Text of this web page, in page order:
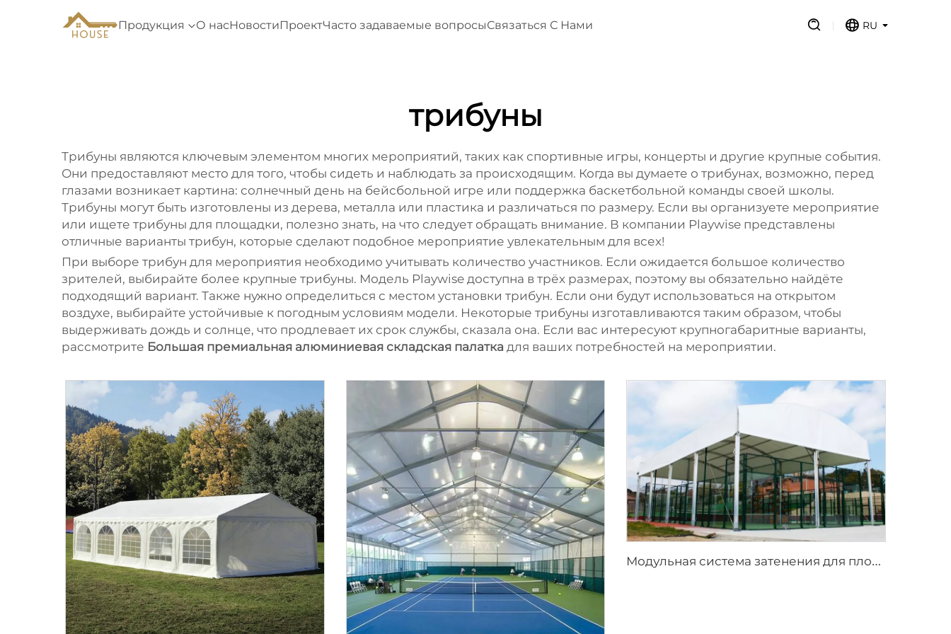
Продукция О насНовостиПроектЧасто задаваемые вопросыСвязаться С Нами RU
трибуны
Трибуны являются ключевым элементом многих мероприятий, таких как спортивные игры, концерты и другие крупные события.
Они предоставляют место для того, чтобы сидеть и наблюдать за происходящим. Когда вы думаете о трибунах, возможно, перед
глазами возникает картина: солнечный день на бейсбольной игре или поддержка баскетбольной команды своей школы.
Трибуны могут быть изготовлены из дерева, металла или пластика и различаться по размеру. Если вы организуете мероприятие
или ищете трибуны для площадки, полезно знать, на что следует обращать внимание. В компании Playwise представлены
отличные варианты трибун, которые сделают подобное мероприятие увлекательным для всех!
При выборе трибун для мероприятия необходимо учитывать количество участников. Если ожидается большое количество
зрителей, выбирайте более крупные трибуны. Модель Playwise доступна в трёх размерах, поэтому вы обязательно найдёте
подходящий вариант. Также нужно определиться с местом установки трибун. Если они будут использоваться на открытом
воздухе, выбирайте устойчивые к погодным условиям модели. Некоторые трибуны изготавливаются таким образом, чтобы
выдерживать дождь и солнце, что продлевает их срок службы, сказала она. Если вас интересуют крупногабаритные варианты,
рассмотрите Большая премиальная алюминиевая складская палатка для ваших потребностей на мероприятии.
М
одульная система затенения для площадок для падела | Прочная панорамная спортивная ограждающая конструкция для круглогодичных тренировок